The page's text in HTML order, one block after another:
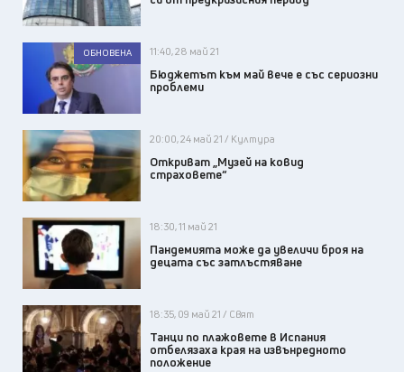
ОБНОВЕНА 11:40, 28 май 21
Бюджетът към май вече е със сериозни
проблеми
20:00, 24 май 21 / Култура
Откриват „Музей на ковид
страховете“
18:30, 11 май 21
Пандемията може да увеличи броя на
децата със затлъстяване
18:35, 09 май 21 / Свят
Танци по плажовете в Испания
отбелязаха края на извънредното
положение